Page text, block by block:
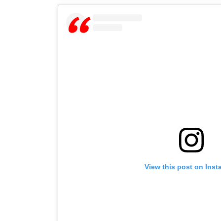
View this post on